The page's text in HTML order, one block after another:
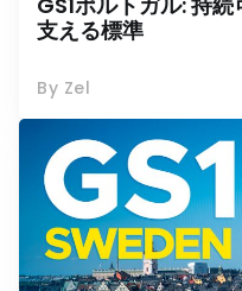
支える標準
By Zel